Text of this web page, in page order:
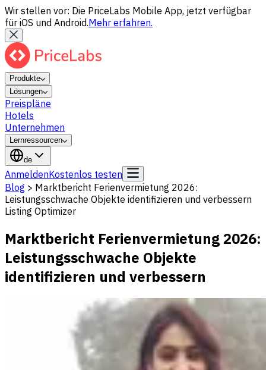
Wir stellen vor: Die PriceLabs Mobile App, jetzt verfügbar
für iOS und Android.Mehr erfahren.
Produkte
Lösungen
Preispläne
Hotels
Unternehmen
Lernressourcen
de
AnmeldenKostenlos testen
Blog > Marktbericht Ferienvermietung 2026:
Leistungsschwache Objekte identifizieren und verbessern
Listing Optimizer
Marktbericht Ferienvermietung 2026:
Leistungsschwache Objekte
identifizieren und verbessern